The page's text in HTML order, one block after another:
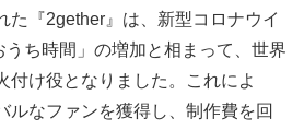
た『2gether』は、新型コロナウイ
うち時間」の増加と相まって、世界
付け役となりました。これによ
ルなファンを獲得し、制作費を回